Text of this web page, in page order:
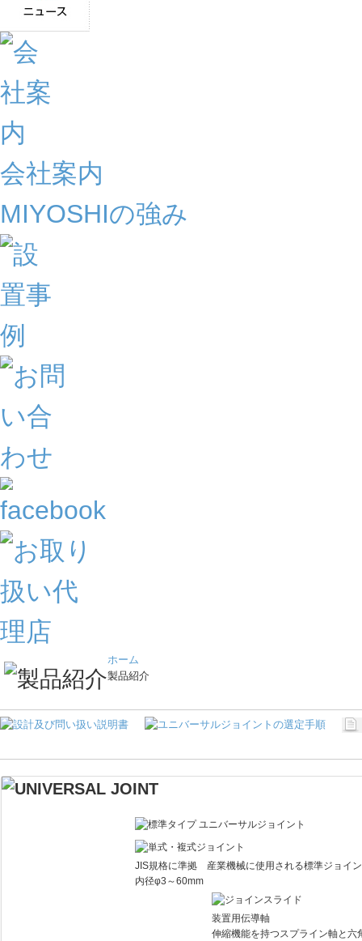
会社案内
MIYOSHIの強み
ホーム
製品紹介
JIS規格に準拠 産業機械に使用される標準ジョイ
内径φ3～60mm
装置用伝導軸
伸縮機能を持つスプライン軸と六